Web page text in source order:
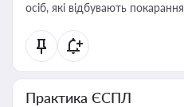
осіб, які відбувають покарання
Практика ЄСПЛ